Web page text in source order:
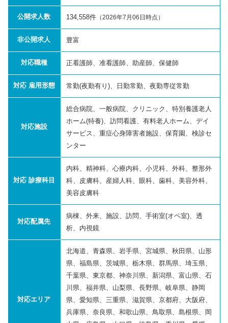
公開求人数 134,558件 （2026年7月06日時点）
非公開求人 豊富
対応職種 正看護師、准看護師、助産師、保健師
対応 雇用形態 常勤(夜勤有り)、日勤常勤、夜勤専従常勤
対応施設
総合病院、一般病院、クリニック、特別養護老人
ホーム(特養)、訪問看護、有料老人ホーム、デイ
サービス、重症心身障害者施設、保育園、検診セ
ンター
対応 診療科目
内科、精神科、心療内科、小児科、外科、整形外
科、皮膚科、産婦人科、眼科、歯科、美容外科、
美容皮膚科
対応配属先
病棟、外来、施設、訪問、手術室(オペ室)、透
析、内視鏡
対応エリア
北海道、青森県、岩手県、宮城県、秋田県、山形
県、福島県、茨城県、栃木県、群馬県、埼玉県、
千葉県、東京都、神奈川県、新潟県、富山県、石
川県、福井県、山梨県、長野県、岐阜県、静岡
県、愛知県、三重県、滋賀県、京都府、大阪府、
兵庫県、奈良県、和歌山県、鳥取県、島根県、岡